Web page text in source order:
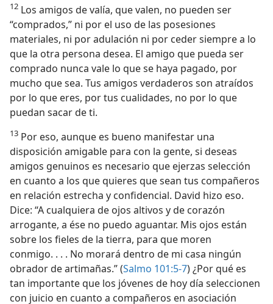
12 Los amigos de valía, que valen, no pueden ser
“comprados,” ni por el uso de las posesiones
materiales, ni por adulación ni por ceder siempre a lo
que la otra persona desea. El amigo que pueda ser
comprado nunca vale lo que se haya pagado, por
mucho que sea. Tus amigos verdaderos son atraídos
por lo que eres, por tus cualidades, no por lo que
puedan sacar de ti.
13 Por eso, aunque es bueno manifestar una
disposición amigable para con la gente, si deseas
amigos genuinos es necesario que ejerzas selección
en cuanto a los que quieres que sean tus compañeros
en relación estrecha y confidencial. David hizo eso.
Dice: “A cualquiera de ojos altivos y de corazón
arrogante, a ése no puedo aguantar. Mis ojos están
sobre los fieles de la tierra, para que moren
conmigo. . . . No morará dentro de mi casa ningún
obrador de artimañas.” (Salmo 101:5-7) ¿Por qué es
tan importante que los jóvenes de hoy día seleccionen
con juicio en cuanto a compañeros en asociación